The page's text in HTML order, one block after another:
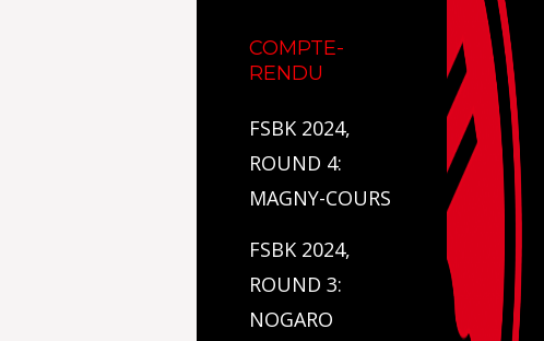
COMPTE-
RENDU
FSBK 2024,
ROUND 4:
MAGNY-COURS
FSBK 2024,
ROUND 3:
NOGARO